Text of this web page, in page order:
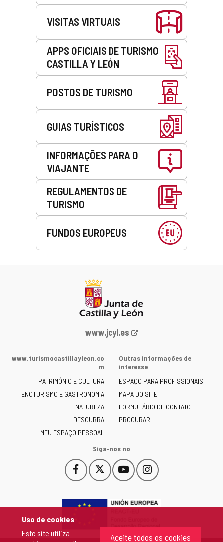
Uso de cookies
Este site utiliza
Aceite todos os cookies
VISITAS VIRTUAIS
APPS OFICIAIS DE TURISMO
CASTILLA Y LEÓN
POSTOS DE TURISMO
GUIAS TURÍSTICOS
INFORMAÇÕES PARA O
VIAJANTE
REGULAMENTOS DE
TURISMO
FUNDOS EUROPEUS
Portal
Junta
Castilla
y
León
-
www.jcyl.es
www.turismocastillayleon.co
m
PATRIMÓNIO E CULTURA
ENOTURISMO E GASTRONOMIA
NATUREZA
DESCUBRA
MEU ESPAÇO PESSOAL
Outras informações de
interesse
ESPAÇO PARA PROFISSIONAIS
MAPA DO SITE
FORMULÁRIO DE CONTATO
PROCURAR
Siga-nos no
Facebook
Este
enlace
abrirá
Este
enlace
abrirá
ventana
YouTube
Este
enlace
abrirá
ventana
Instagram
Este
enlace
abrirá